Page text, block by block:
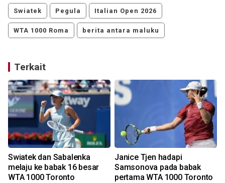
Swiatek Pegula Italian Open 2026
WTA 1000 Roma berita antara maluku
Terkait
Swiatek dan Sabalenka
melaju ke babak 16 besar
WTA 1000 Toronto
Janice Tjen hadapi
Samsonova pada babak
pertama WTA 1000 Toronto